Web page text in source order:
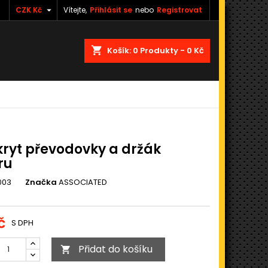
Vítejte, Přihlásit se nebo Registrovat
CZK Kč 
shopping_cart Košík: 0 Produkty - 0 Kč
převodovky a držák
Značka ASSOCIATED
S DPH
 Přidat do košíku